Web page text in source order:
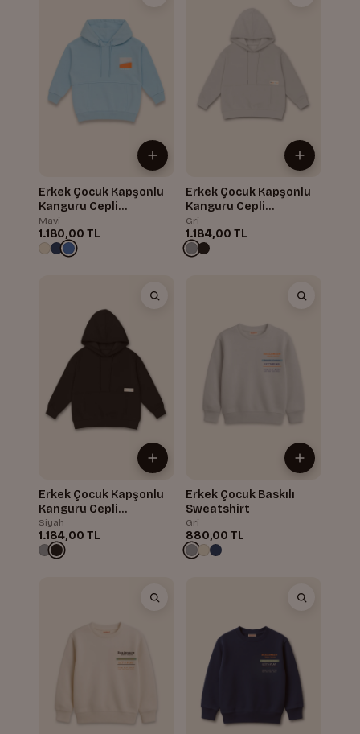
Erkek Çocuk Kapşonlu
Kanguru Cepli
Sweatshirt
Mavi
1.180,00 TL
Erkek Çocuk Kapşonlu
Kanguru Cepli
Sweatshirt
Gri
1.184,00 TL
Erkek Çocuk Kapşonlu
Kanguru Cepli
Sweatshirt
Siyah
1.184,00 TL
Erkek Çocuk Baskılı
Sweatshirt
Gri
880,00 TL